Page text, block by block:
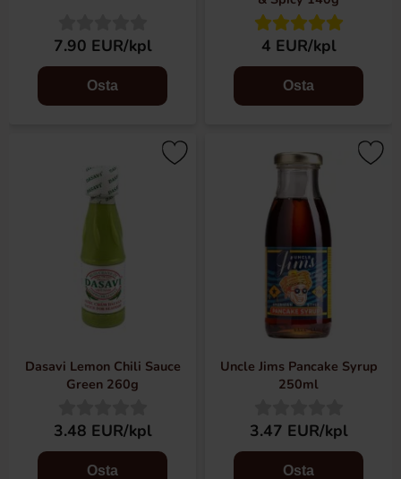
7.90 EUR/kpl
Osta
4 EUR/kpl
Osta
Dasavi Lemon Chili Sauce
Green 260g
3.48 EUR/kpl
Osta
Uncle Jims Pancake Syrup
250ml
3.47 EUR/kpl
Osta